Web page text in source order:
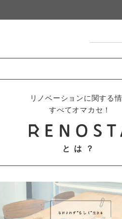
リノベーションに関する
すべてオマカセ！
とは？